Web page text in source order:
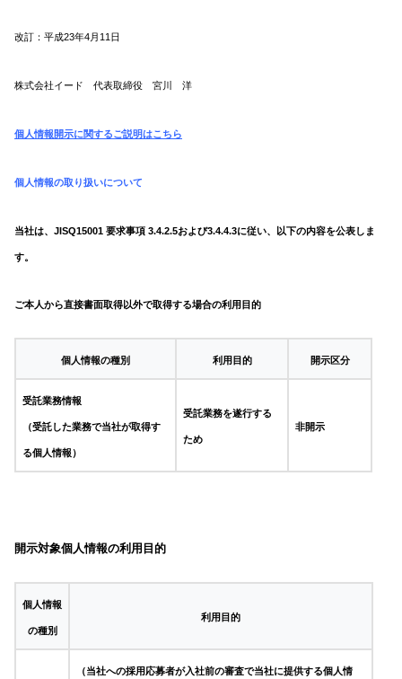
改訂：平成23年4月11日
株式会社イード 代表取締役 宮川 洋
個人情報開示に関するご説明はこちら
個人情報の取り扱いについて
当社は、JISQ15001 要求事項 3.4.2.5および3.4.4.3に従い、以下の内容を公表しま
す。
ご本人から直接書面取得以外で取得する場合の利用目的
個人情報の種別 利用目的 開示区分
受託業務情報
（受託した業務で当社が取得す
る個人情報）
受託業務を遂行する
ため
非開示
開示対象個人情報の利用目的
個人情報
の種別
利用目的
（当社への採用応募者が入社前の審査で当社に提供する個人情